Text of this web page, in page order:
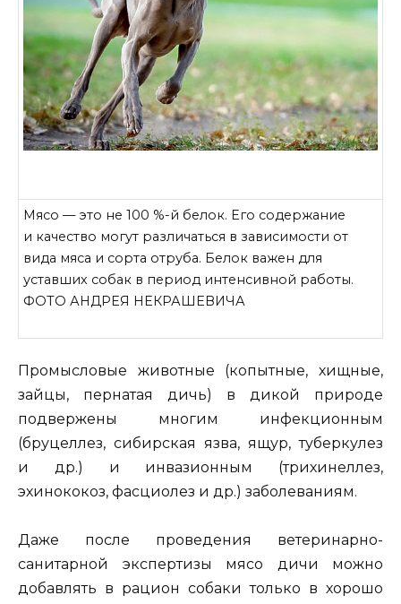
Мясо — это не 100 %-й белок. Его содержание
и качество могут различаться в зависимости от
вида мяса и сорта отруба. Белок важен для
уставших собак в период интенсивной работы.
ФОТО АНДРЕЯ НЕКРАШЕВИЧА
Промысловые животные (копытные, хищные,
зайцы, пернатая дичь) в дикой природе
подвержены многим инфекционным
(бруцеллез, сибирская язва, ящур, туберкулез
и др.) и инвазионным (трихинеллез,
эхинококоз, фасциолез и др.) заболеваниям.
Даже после проведения ветеринарно-
санитарной экспертизы мясо дичи можно
добавлять в рацион собаки только в хорошо